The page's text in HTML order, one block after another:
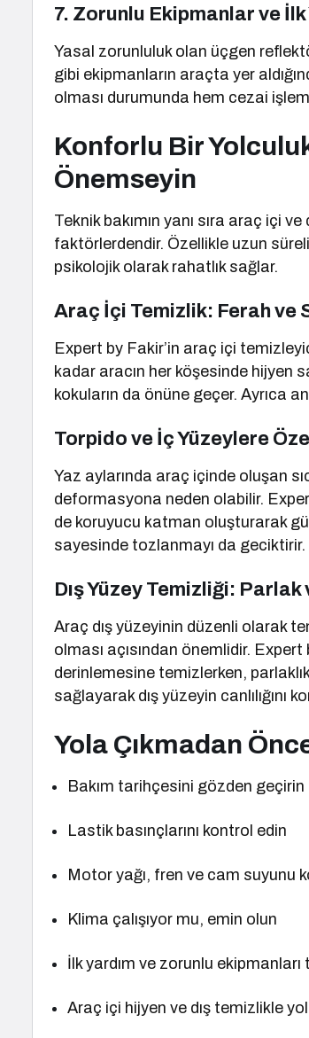
7. Zorunlu Ekipmanlar ve
Yasal zorunluluk olan üçgen
gibi ekipmanların araçta yer
olması durumunda hem cezai
Konforlu Bir
Önemseyin
Teknik bakımın yanı sıra araç içi
faktörlerdendir. Özellikle uzun
psikolojik olarak rahatlık sağlar.
Araç İçi Temizlik: Ferah ve
Expert by Fakir’in araç içi
kadar aracın her köşesinde hijyen
kokuların da önüne geçer. Ayrıca
Torpido ve İç Yüzeylere
Yaz aylarında araç içinde oluşan
deformasyona neden olabilir.
de koruyucu katman oluşturarak
sayesinde tozlanmayı da geciktirir.
Dış Yüzey Temizliği:
Araç dış yüzeyinin düzenli olarak
olması açısından önemlidir.
derinlemesine temizlerken,
sağlayarak dış yüzeyin canlılığını
Yola Çıkmadan
Bakım tarihçesini gözden geçirin
Lastik basınçlarını kontrol edin
Motor yağı, fren ve cam suyunu
Klima çalışıyor mu, emin olun
İlk yardım ve zorunlu ekipmanları
Araç içi hijyen ve dış temizlikle